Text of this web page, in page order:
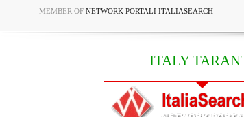
MEMBER OF NETWORK PORTALI ITALIASEARCH
ITALY